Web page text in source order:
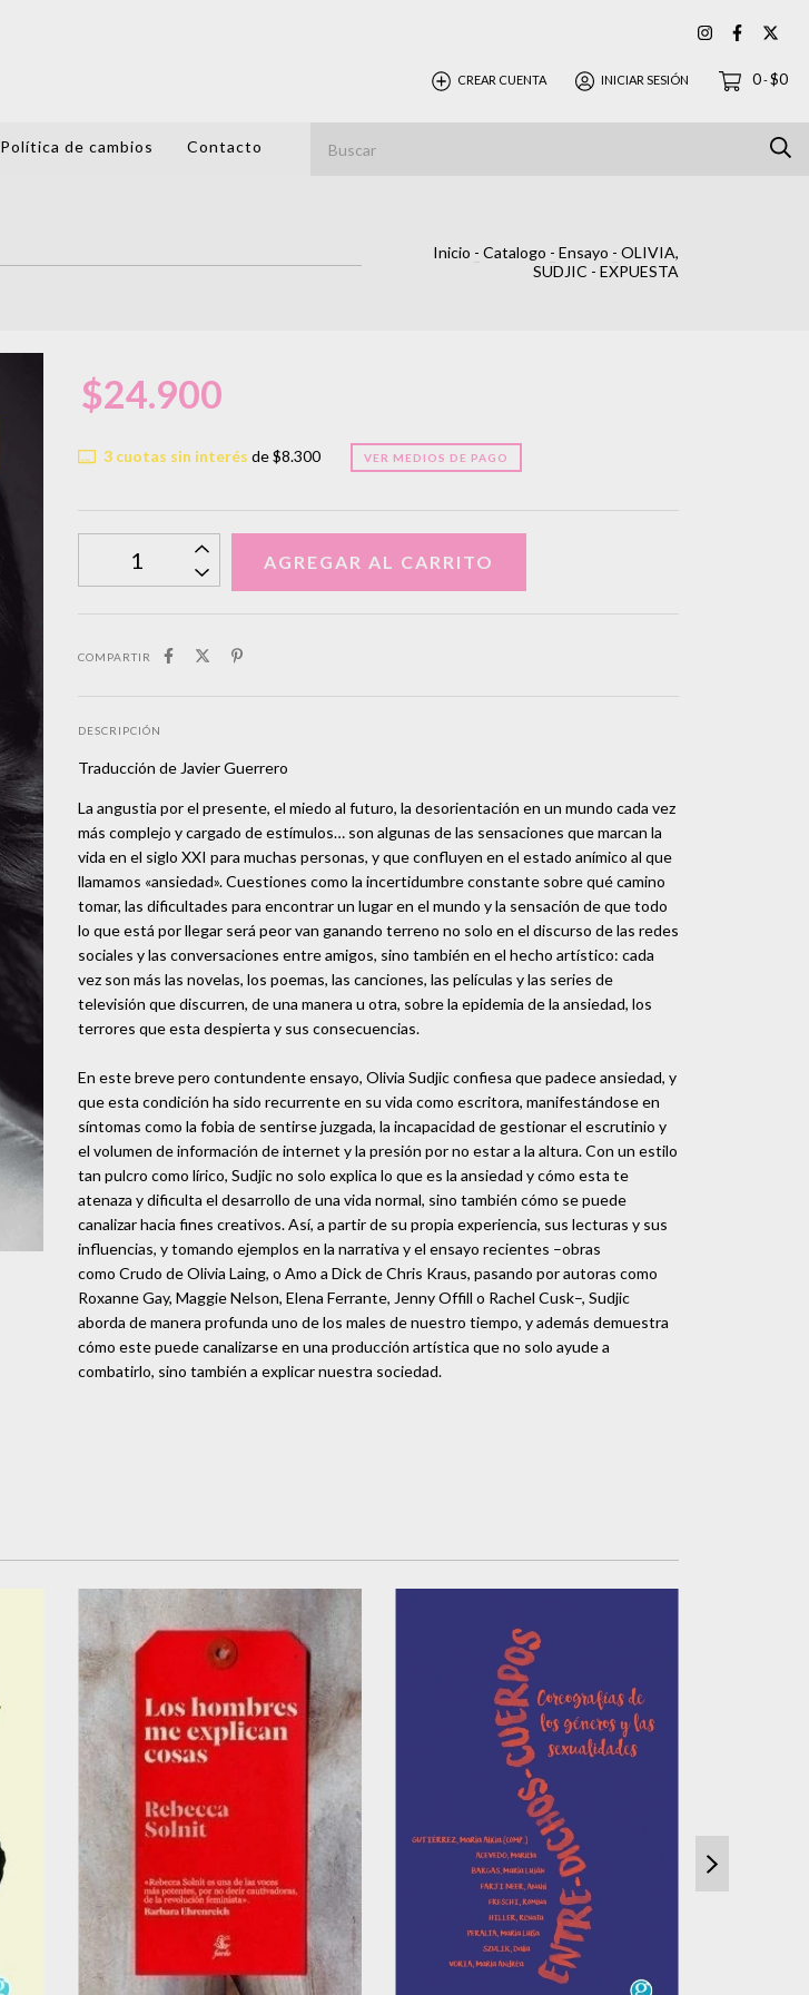
CREAR CUENTA INICIAR SESIÓN 0-$0
Política de cambios Contacto
Inicio - Catalogo - Ensayo - OLIVIA,
SUDJIC - EXPUESTA
$24.900
3cuotas sin interés de$8.300 VER MEDIOS DE PAGO
COMPARTIR
DESCRIPCIÓN
Traducción de Javier Guerrero
La angustia por el presente, el miedo al futuro, la desorientación en un mundo cada vez
más complejo y cargado de estímulos… son algunas de las sensaciones que marcan la
vida en el siglo XXI para muchas personas, y que confluyen en el estado anímico al que
llamamos «ansiedad». Cuestiones como la incertidumbre constante sobre qué camino
tomar, las dificultades para encontrar un lugar en el mundo y la sensación de que todo
lo que está por llegar será peor van ganando terreno no solo en el discurso de las redes
sociales y las conversaciones entre amigos, sino también en el hecho artístico: cada
vez son más las novelas, los poemas, las canciones, las películas y las series de
televisión que discurren, de una manera u otra, sobre la epidemia de la ansiedad, los
terrores que esta despierta y sus consecuencias.
En este breve pero contundente ensayo, Olivia Sudjic confiesa que padece ansiedad, y
que esta condición ha sido recurrente en su vida como escritora, manifestándose en
síntomas como la fobia de sentirse juzgada, la incapacidad de gestionar el escrutinio y
el volumen de información de internet y la presión por no estar a la altura. Con un estilo
tan pulcro como lírico, Sudjic no solo explica lo que es la ansiedad y cómo esta te
atenaza y dificulta el desarrollo de una vida normal, sino también cómo se puede
canalizar hacia fines creativos. Así, a partir de su propia experiencia, sus lecturas y sus
influencias, y tomando ejemplos en la narrativa y el ensayo recientes –obras
como Crudo de Olivia Laing, o Amo a Dick de Chris Kraus, pasando por autoras como
Roxanne Gay, Maggie Nelson, Elena Ferrante, Jenny Offill o Rachel Cusk–, Sudjic
aborda de manera profunda uno de los males de nuestro tiempo, y además demuestra
cómo este puede canalizarse en una producción artística que no solo ayude a
combatirlo, sino también a explicar nuestra sociedad.